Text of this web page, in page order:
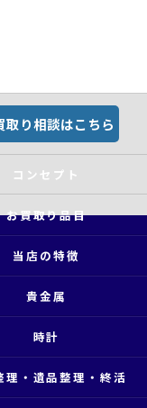
取り相談はこちら
コンセプト
お買取り品目
当店の特徴
貴金属
時計
理・遺品整理・終活